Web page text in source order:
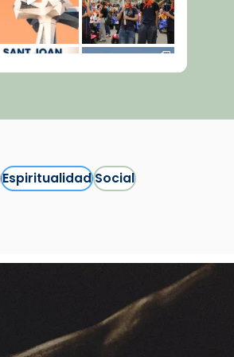
Síguenos en Instagram
EspiritualidadSocial